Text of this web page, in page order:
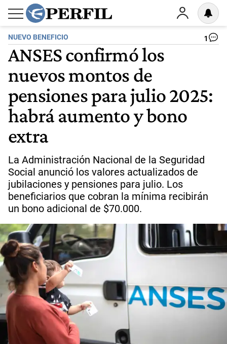
NUEVO BENEFICIO 1
ANSES confirmó los
nuevos montos de
pensiones para julio 2025:
habrá aumento y bono
extra
La Administración Nacional de la Seguridad
Social anunció los valores actualizados de
jubilaciones y pensiones para julio. Los
beneficiarios que cobran la mínima recibirán
un bono adicional de $70.000.